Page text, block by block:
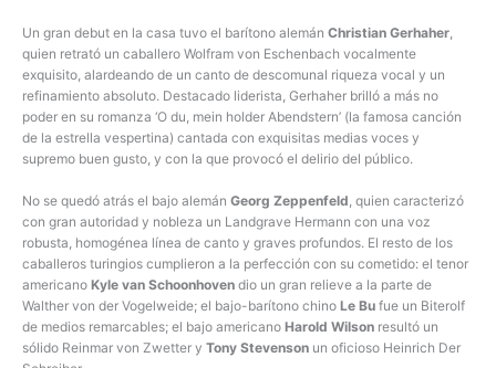
Un gran debut en la casa tuvo el barítono alemán Christian Gerhaher
quien retrató un caballero Wolfram von Eschenbach vocalmente
exquisito, alardeando de un canto de descomunal riqueza vocal y un
refinamiento absoluto. Destacado liderista, Gerhaher brilló a más no
poder en su romanza ‘O du, mein holder Abendstern’ (la famosa canción
de la estrella vespertina) cantada con exquisitas medias voces y
supremo buen gusto, y con la que provocó el delirio del público.
No se quedó atrás el bajo alemán Georg Zeppenfeld, quien caracterizó
con gran autoridad y nobleza un Landgrave Hermann con una voz
robusta, homogénea línea de canto y graves profundos. El resto de los
caballeros turingios cumplieron a la perfección con su cometido: el tenor
americano Kyle van Schoonhoven dio un gran relieve a la parte de
Walther von der Vogelweide; el bajo-barítono chino Le Bu fue un Biterolf
de medios remarcables; el bajo americano Harold Wilson resultó un
sólido Reinmar von Zwetter y Tony Stevenson un oficioso Heinrich Der